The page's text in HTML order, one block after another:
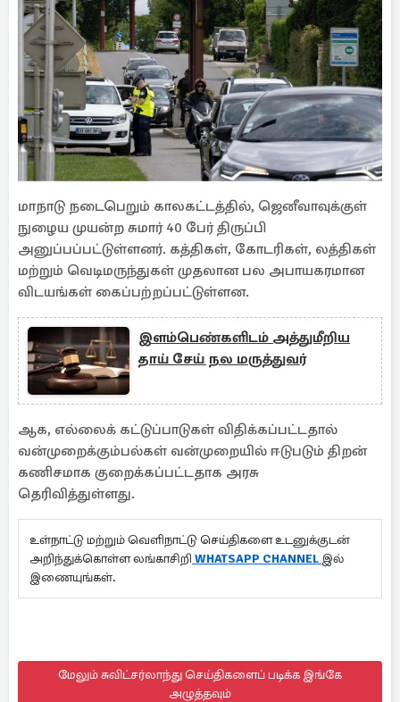
மாநாடு நடைபெறும் காலகட்டத்தில், ஜெனீவாவுக்குள்
நுழைய முயன்ற சுமார் 40 பேர் திருப்பி
அனுப்பப்பட்டுள்ளனர். கத்திகள், கோடரிகள், லத்திகள்
மற்றும் வெடிமருந்துகள் முதலான பல அபாயகரமான
விடயங்கள் கைப்பற்றப்பட்டுள்ளன.
இளம்பெண்களிடம் அத்துமீறிய
தாய் சேய் நல மருத்துவர்
ஆக, எல்லைக் கட்டுப்பாடுகள் விதிக்கப்பட்டதால்
வன்முறைக்கும்பல்கள் வன்முறையில் ஈடுபடும் திறன்
கணிசமாக குறைக்கப்பட்டதாக அரசு
தெரிவித்துள்ளது.
உள்நாட்டு மற்றும் வெளிநாட்டு செய்திகளை உடனுக்குடன்
அறிந்துக்கொள்ள லங்காசிறி WHATSAPP CHANNEL இல்
இணையுங்கள்.
மேலும் சுவிட்சர்லாந்து செய்திகளைப் படிக்க இங்கே
அழுத்தவும்